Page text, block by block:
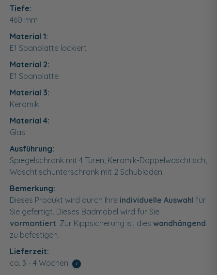
Tiefe:
460 mm
Material 1:
E1 Spanplatte lackiert
Material 2:
E1 Spanplatte
Material 3:
Keramik
Material 4:
Glas
Ausführung:
Spiegelschrank mit 4 Türen, Keramik-Doppelwaschtisch,
Waschtischunterschrank mit 2 Schubladen
Bemerkung:
Dieses Produkt wird durch Ihre individuelle Auswahl für
Sie gefertigt. Dieses Badmöbel wird für Sie
vormontiert. Zur Kippsicherung ist dies wandhängend
zu befestigen.
Lieferzeit:
ca. 3 - 4 Wochen
i